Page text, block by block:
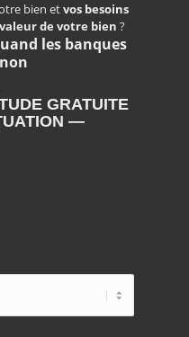
bien etvos besoins
de votre bien ?
les banques
GRATUITE
—